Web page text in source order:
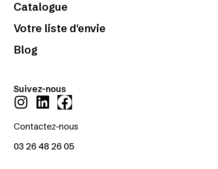
Catalogue
Votre liste d'envie
Blog
Suivez-nous
Contactez-nous
03 26 48 26 05